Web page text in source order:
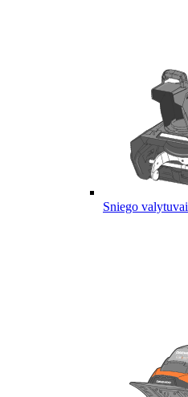
Sniego valytuvai